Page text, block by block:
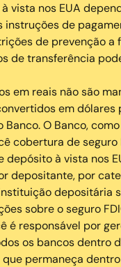
vista nos EUA
instruções de
de prevenção a
de transferência
em reais não são
em dólares
O Banco,
cobertura de seguro
depósito à vista nos
depositante, por
depositária
sobre o seguro
é responsável por
os bancos dentro
que permaneça